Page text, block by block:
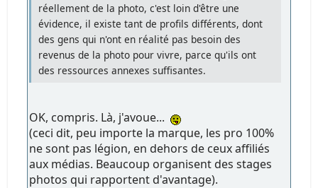
réellement de la photo, c'est loin d'être une
évidence, il existe tant de profils différents, dont
des gens qui n'ont en réalité pas besoin des
revenus de la photo pour vivre, parce qu'ils ont
des ressources annexes suffisantes.
OK, compris. Là, j'avoue...
(ceci dit, peu importe la marque, les pro 100%
ne sont pas légion, en dehors de ceux affiliés
aux médias. Beaucoup organisent des stages
photos qui rapportent d'avantage).